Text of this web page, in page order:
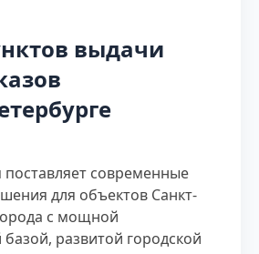
выдачи
современные
для объектов Санкт-
с мощной
развитой городской